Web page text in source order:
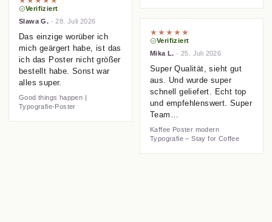
Verifiziert
Slawa G. ·28. Juli 2026
Das einzige worüber ich
mich geärgert habe, ist das
ich das Poster nicht größer
bestellt habe. Sonst war
alles super.
Good things happen |
Typografie-Poster
★★★★★
Verifiziert
Mika L. · 25. Juli 2026
Super Qualität, sieht gut
aus. Und wurde super
schnell geliefert. Echt top
und empfehlenswert. Super
Team…
Kaffee Poster modern
Typografie – Stay for Coffee